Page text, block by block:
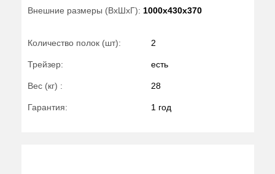
Внешние размеры (ВхШхГ): 1000x430x370
Количество полок (шт): 2
Трейзер: есть
Вес (кг) : 28
Гарантия: 1 год